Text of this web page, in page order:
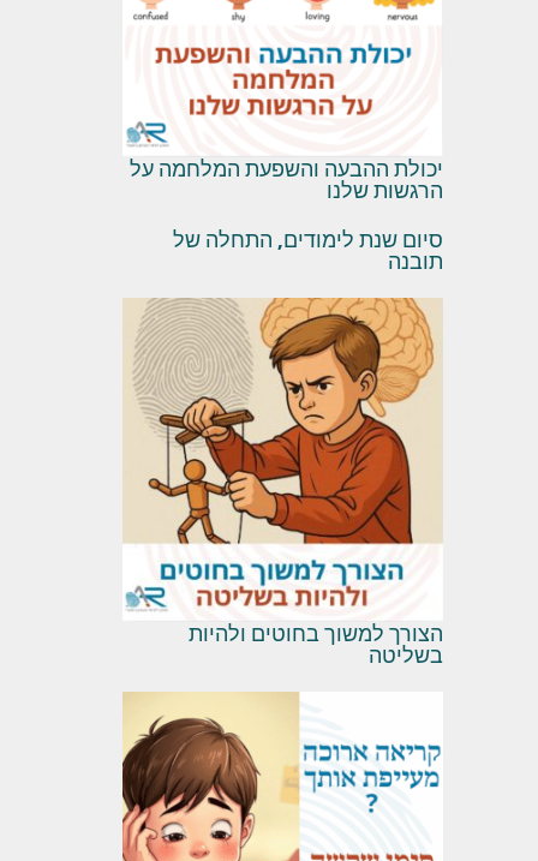
יכולת ההבעה והשפעת המלחמה על
הרגשות שלנו
סיום שנת לימודים, התחלה של
תובנה
הצורך למשוך בחוטים ולהיות
בשליטה